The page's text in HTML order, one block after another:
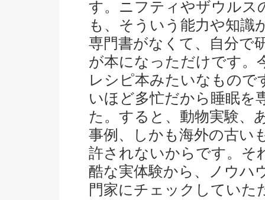
す。ニフティやザウルス
も、そういう能力や知識
専門書がなくて、自分で
が本になっただけです。
レシピ本みたいなもので
いほど多忙だから睡眠を
た。すると、動物実験、
事例、しかも海外の古い
許されないからです。そ
酷な実体験から、ノウハ
門家にチェックしていた